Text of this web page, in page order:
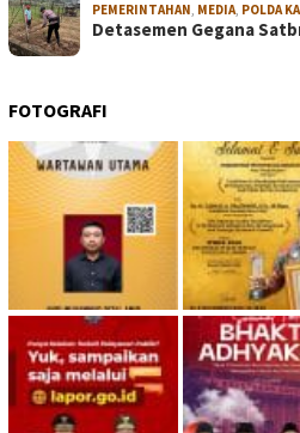
PEMERINTAHAN, MEDIA, POLDA
Detasemen Gegana
FOTOGRAFI